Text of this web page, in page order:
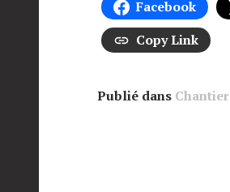
Facebook
Copy Link
Publié dans Chantier